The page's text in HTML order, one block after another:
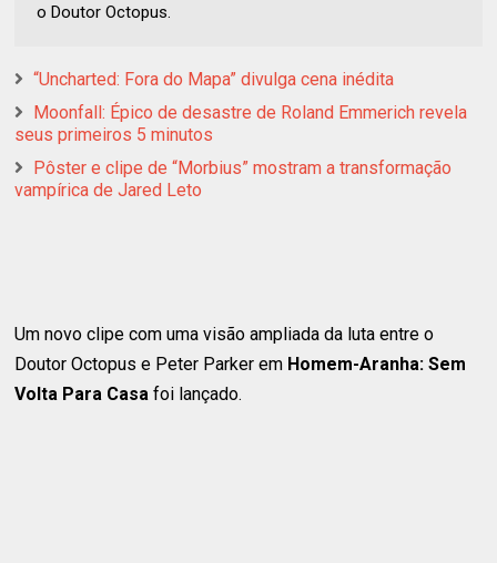
o Doutor Octopus.
“Uncharted: Fora do Mapa” divulga cena inédita
Moonfall: Épico de desastre de Roland Emmerich revela
seus primeiros 5 minutos
Pôster e clipe de “Morbius” mostram a transformação
vampírica de Jared Leto
Um novo clipe com uma visão ampliada da luta entre o
Doutor Octopus e Peter Parker em Homem-Aranha: Sem
Volta Para Casa foi lançado.